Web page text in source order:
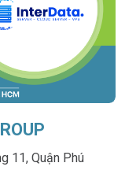
11, Quận Phú